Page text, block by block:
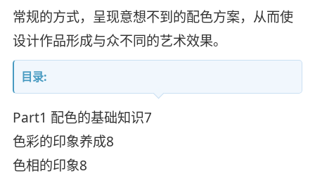
常规的方式，呈现意想不到的配色方案，从而使
设计作品形成与众不同的艺术效果。
目录:
Part1 配色的基础知识7
色彩的印象养成8
色相的印象8